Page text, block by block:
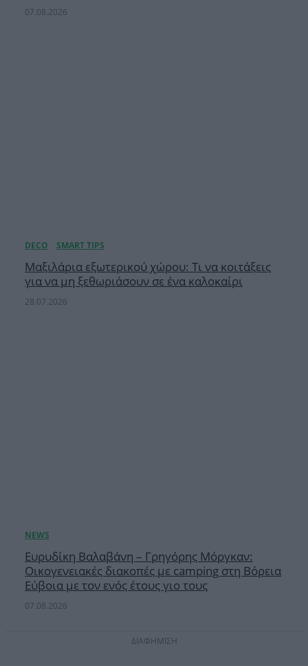
07.08.2026
Μαξιλάρια εξωτερικού χώρου: Τι να κοιτάξεις
για να μη ξεθωριάσουν σε ένα καλοκαίρι
28.07.2026
Ευρυδίκη Βαλαβάνη – Γρηγόρης Μόργκαν:
Οικογενειακές διακοπές με camping στη Βόρεια
Εύβοια με τον ενός έτους γιο τους
07.08.2026
ΔΙΑΦΗΜΙΣΗ